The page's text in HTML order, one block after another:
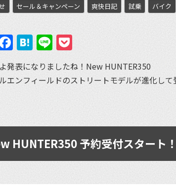
セール＆キャンペーン 爽快日記 試乗 バイク
Facebook
Hatena
Line
発表になりましたね！New HUNTER350
エンフィールドのストリートモデルが進化して
HUNTER350 予約受付スタート！